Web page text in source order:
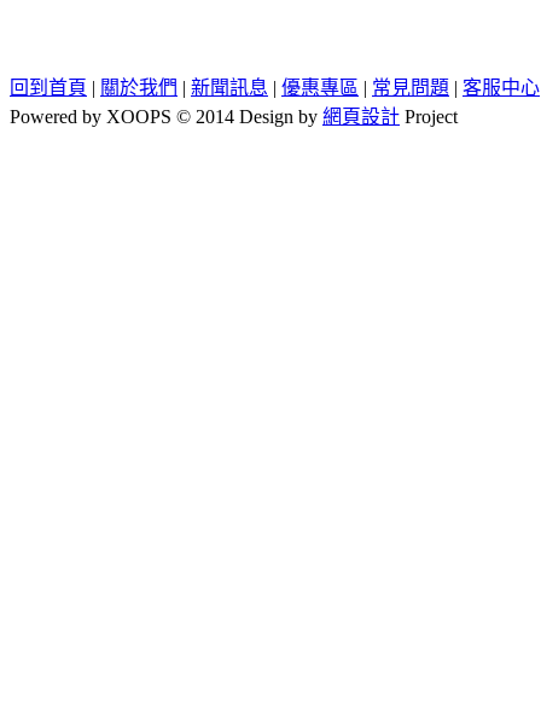
回到首頁 | 關於我們 | 新聞訊息 | 優惠專區 | 常見問題 | 客服中心
Powered by XOOPS © 2014 Design by 網頁設計 Project